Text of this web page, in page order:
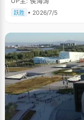
跃胜 • 2026/7/5